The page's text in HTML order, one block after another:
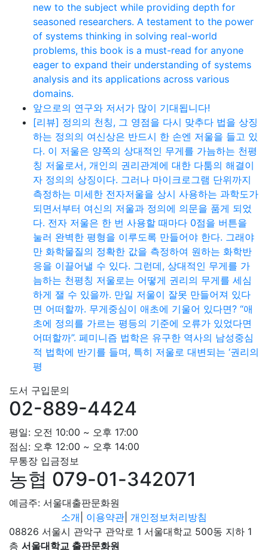
new to the subject while providing depth for
seasoned researchers. A testament to the power
of systems thinking in solving real-world
problems, this book is a must-read for anyone
eager to expand their understanding of systems
analysis and its applications across various
domains.
앞으로의 연구와 저서가 많이 기대됩니다!
[리뷰] 정의의 천칭, 그 영점을 다시 맞추다 법을 상징
하는 정의의 여신상은 반드시 한 손엔 저울을 들고 있
다. 이 저울은 양쪽의 상대적인 무게를 가늠하는 천평
칭 저울로서, 개인의 권리관계에 대한 다툼의 해결이
자 정의의 상징이다. 그러나 마이크로그램 단위까지
측정하는 미세한 전자저울을 상시 사용하는 과학도가
되면서부터 여신의 저울과 정의에 의문을 품게 되었
다. 전자 저울은 한 번 사용할 때마다 0점을 버튼을
눌러 완벽한 평형을 이루도록 만들어야 한다. 그래야
만 화학물질의 정확한 값을 측정하여 원하는 화학반
응을 이끌어낼 수 있다. 그런데, 상대적인 무게를 가
늠하는 천평칭 저울로는 어떻게 권리의 무게를 세심
하게 잴 수 있을까. 만일 저울이 잘못 만들어져 있다
면 어떠할까. 무게중심이 애초에 기울어 있다면? “애
초에 정의를 가르는 평등의 기준에 오류가 있었다면
어떠할까”. 페미니즘 법학은 유구한 역사의 남성중심
적 법학에 반기를 들며, 특히 저울로 대변되는 ‘권리의
평
도서 구입문의
02-889-4424
평일: 오전 10:00 ~ 오후 17:00
점심: 오후 12:00 ~ 오후 14:00
무통장 입금정보
농협 079-01-342071
예금주: 서울대출판문화원
소개
이용약관 개인정보처리방침
08826 서울시 관악구 관악로 1 서울대학교 500동 지하 1
층 서울대학교 출판문화원